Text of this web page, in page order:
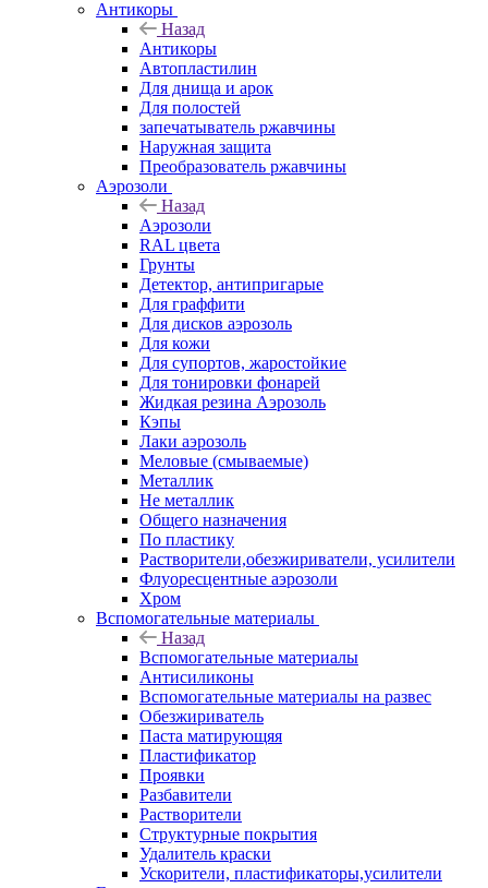
Антикоры
Назад
Антикоры
Автопластилин
Для днища и арок
Для полостей
запечатыватель ржавчины
Наружная защита
Преобразователь ржавчины
Аэрозоли
Назад
Аэрозоли
RAL цвета
Грунты
Детектор, антипригарые
Для граффити
Для дисков аэрозоль
Для кожи
Для супортов, жаростойкие
Для тонировки фонарей
Жидкая резина Аэрозоль
Кэпы
Лаки аэрозоль
Меловые (смываемые)
Металлик
Не металлик
Общего назначения
По пластику
Растворители,обезжириватели, усилители
Флуоресцентные аэрозоли
Хром
Вспомогательные материалы
Назад
Вспомогательные материалы
Антисиликоны
Вспомогательные материалы на развес
Обезжириватель
Паста матирующяя
Пластификатор
Проявки
Разбавители
Растворители
Структурные покрытия
Удалитель краски
Ускорители, пластификаторы,усилители